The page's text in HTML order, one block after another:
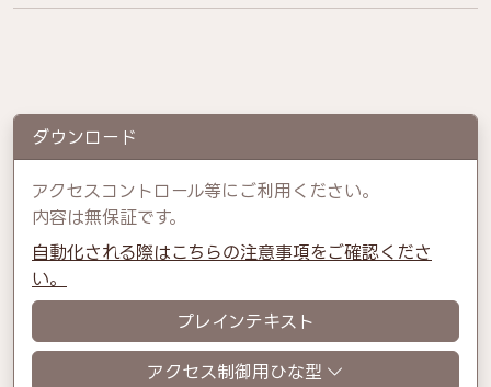
ダウンロード
アクセスコントロール等にご利用ください。
内容は無保証です。
自動化される際はこちらの注意事項をご確認くださ
い。
プレインテキスト
アクセス制御用ひな型